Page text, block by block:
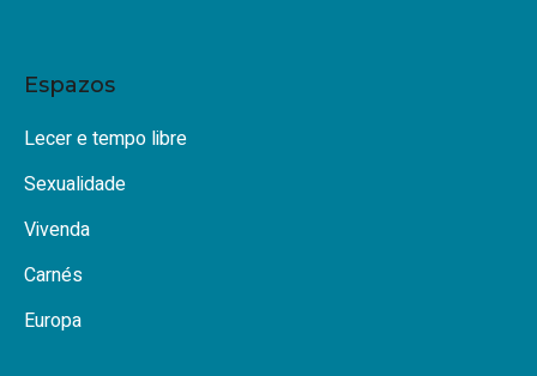
Espazos
Lecer e tempo libre
Sexualidade
Vivenda
Carnés
Europa